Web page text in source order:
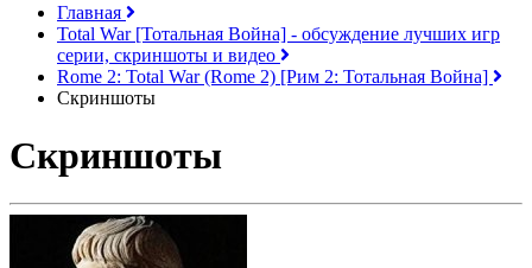
Главная
Total War [Тотальная Война] - обсуждение лучших игр
серии, скриншоты и видео
Rome 2: Total War (Rome 2) [Рим 2: Тотальная Война]
Скриншоты
Скриншоты